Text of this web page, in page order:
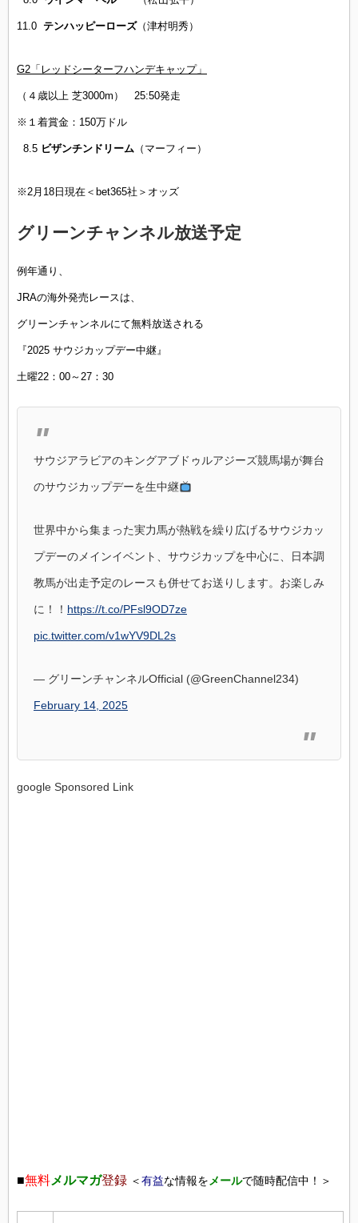
11.0 テンハッピーローズ（津村明秀）
G2「レッドシーターフハンデキャップ」
（４歳以上 芝3000m） 25:50発走
※１着賞金：150万ドル
8.5 ビザンチンドリーム （マーフィー）
※2月18日現在＜bet365社＞オッズ
グリーンチャンネル放送予定
例年通り、
JRAの海外発売レースは、
グリーンチャンネルにて無料放送される
『2025 サウジカップデー中継』
土曜22：00～27：30
サウジアラビアのキングアブドゥルアジーズ競馬場が舞台
のサウジカップデーを生中継
世界中から集まった実力馬が熱戦を繰り広げるサウジカッ
プデーのメインイベント、サウジカップを中心に、日本調
教馬が出走予定のレースも併せてお送りします。お楽しみ
に！！ https://t.co/PFsl9OD7ze
pic.twitter.com/v1wYV9DL2s
— グリーンチャンネルOfficial (@GreenChannel234)
February 14, 2025
google Sponsored Link
■無料メルマガ登録 ＜有益な情報を メールで随時配信中！＞